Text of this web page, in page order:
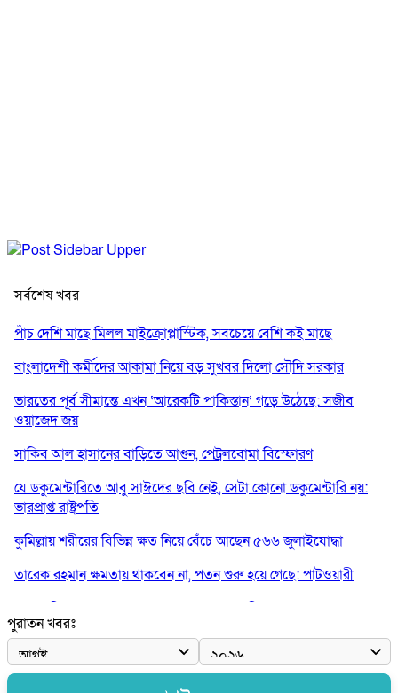
সর্বশেষ খবর
পাঁচ দেশি মাছে মিলল মাইক্রোপ্লাস্টিক, সবচেয়ে বেশি কই মাছে
বাংলাদেশী কর্মীদের আকামা নিয়ে বড় সুখবর দিলো সৌদি সরকার
ভারতের পূর্ব সীমান্তে এখন ‘আরেকটি পাকিস্তান’ গড়ে উঠেছে: সজীব
ওয়াজেদ জয়
সাকিব আল হাসানের বাড়িতে আগুন, পেট্রলবোমা বিস্ফোরণ
যে ডকুমেন্টারিতে আবু সাঈদের ছবি নেই, সেটা কোনো ডকুমেন্টারি নয়:
ভারপ্রাপ্ত রাষ্ট্রপতি
কুমিল্লায় শরীরের বিভিন্ন ক্ষত নিয়ে বেঁচে আছেন ৫৬৬ জুলাইযোদ্ধা
তারেক রহমান ক্ষমতায় থাকবেন না, পতন শুরু হয়ে গেছে: পাটওয়ারী
শেখ হাসিনাকে আর রাখতে চাচ্ছে না ভারত: আসিফ মাহমুদ
জুলাই কোনো শ্রেণি বা গোষ্ঠীর নয়, এটি সর্বস্তরের মানুষের: ড. ইউনূস
আলিয়া মাদ্রাসায় ছাত্রদল-শিবির সংঘর্ষ, হাতে পাইপ মাথায় হেলমেট পড়ে
পুরাতন খবরঃ